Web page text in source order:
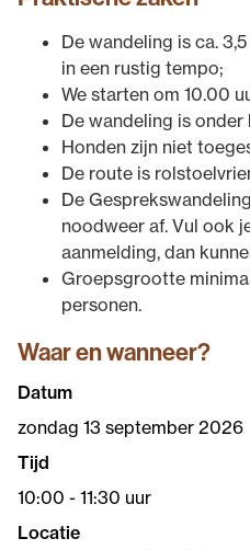
De wandeling is ca. 3,5
in een rustig tempo;
We starten om 10.00
De wandeling is onder
Honden zijn niet
De route is
De
noodweer af. Vul ook
aanmelding, dan
Groepsgrootte
personen.
Waar en wanneer?
Datum
zondag 13 september 2026
Tijd
10:00 - 11:30 uur
Locatie